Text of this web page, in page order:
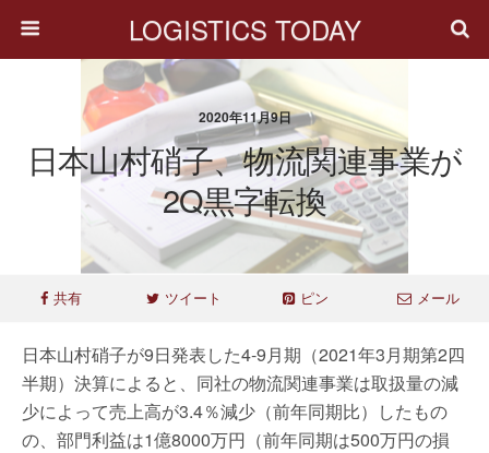
LOGISTICS TODAY
2020年11月9日
日本山村硝子、物流関連事業が
2Q黒字転換
共有 ツイート ピン メール
日本山村硝子が9日発表した4‐9月期（2021年3月期第2四
半期）決算によると、同社の物流関連事業は取扱量の減
少によって売上高が3.4％減少（前年同期比）したもの
の、部門利益は1億8000万円（前年同期は500万円の損